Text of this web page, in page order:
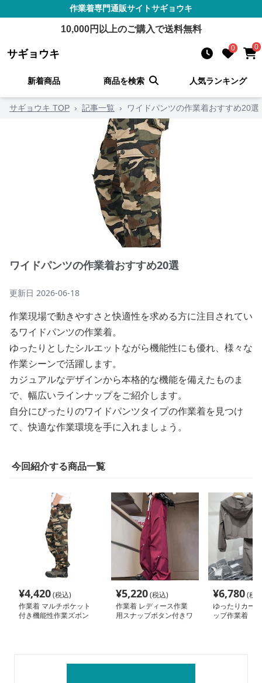
作業着専門通販サイトサギョウキ
10,000円以上のご購入で送料無料
サギョウキ 0 0
新着商品 商品を検索 人気ランキング
サギョウキ TOP › 記事一覧 › ワイドパンツの作業着おすすめ20選
ワイドパンツの作業着おすすめ20選
更新日 2026-06-18
作業現場で動きやすさと快適性を求める方に注目されてい
るワイドパンツの作業着。
ゆったりとしたシルエットながら機能性にも優れ、様々な
作業シーンで活躍します。
カジュアルなデザインから本格的な機能を備えたものま
で、幅広いラインナップをご紹介します。
自分にぴったりのワイドパンツタイプの作業着を見つけ
て、快適な作業環境を手に入れましょう。
今回紹介する商品一覧
¥4,420(税込)
作業着 マルチポケット
付き機能性作業ズボン
¥5,220(税込)
作業着 レディース作業
用スナップボタン付きワ
¥6,780(税
ゆったりカー
ップ作業着